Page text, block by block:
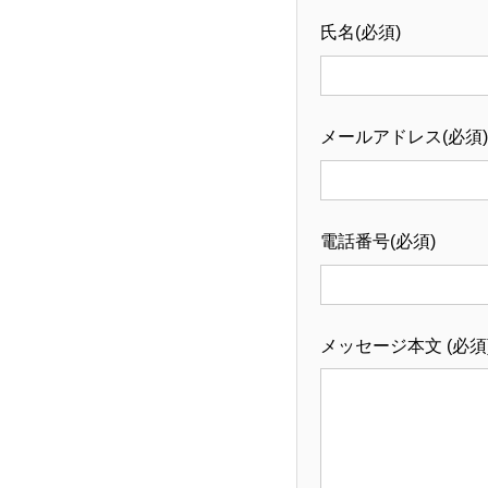
氏名(必須)
メールアドレス(必須)
電話番号(必須)
メッセージ本文 (必